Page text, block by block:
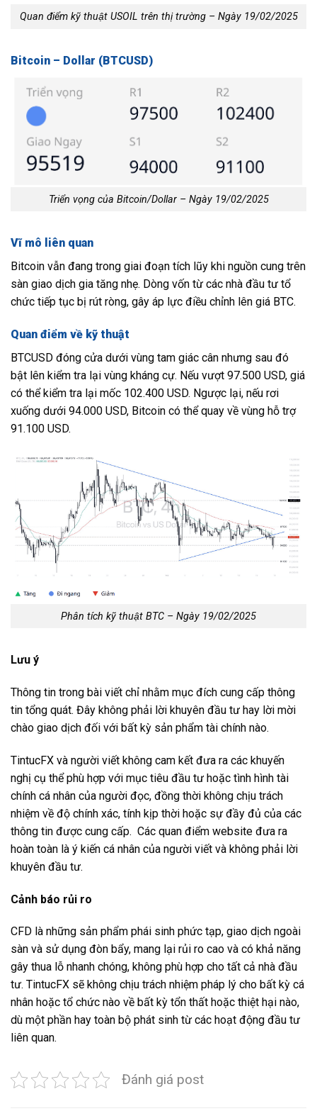
Quan điểm kỹ thuật USOIL trên thị trường – Ngày 19/02/2025
Bitcoin – Dollar (BTCUSD)
Triển vọng của Bitcoin/Dollar – Ngày 19/02/2025
Vĩ mô liên quan
Bitcoin vẫn đang trong giai đoạn tích lũy khi nguồn cung trên
sàn giao dịch gia tăng nhẹ. Dòng vốn từ các nhà đầu tư tổ
chức tiếp tục bị rút ròng, gây áp lực điều chỉnh lên giá BTC.
Quan điểm về kỹ thuật
BTCUSD đóng cửa dưới vùng tam giác cân nhưng sau đó
bật lên kiểm tra lại vùng kháng cự. Nếu vượt 97.500 USD, giá
có thể kiểm tra lại mốc 102.400 USD. Ngược lại, nếu rơi
xuống dưới 94.000 USD, Bitcoin có thể quay về vùng hỗ trợ
91.100 USD.
Phân tích kỹ thuật BTC – Ngày 19/02/2025
Lưu ý
Thông tin trong bài viết chỉ nhằm mục đích cung cấp thông
tin tổng quát. Đây không phải lời khuyên đầu tư hay lời mời
chào giao dịch đối với bất kỳ sản phẩm tài chính nào.
TintucFX và người viết không cam kết đưa ra các khuyến
nghị cụ thể phù hợp với mục tiêu đầu tư hoặc tình hình tài
chính cá nhân của người đọc, đồng thời không chịu trách
nhiệm về độ chính xác, tính kịp thời hoặc sự đầy đủ của các
thông tin được cung cấp. Các quan điểm website đưa ra
hoàn toàn là ý kiến cá nhân của người viết và không phải lời
khuyên đầu tư.
Cảnh báo rủi ro
CFD là những sản phẩm phái sinh phức tạp, giao dịch ngoài
sàn và sử dụng đòn bẩy, mang lại rủi ro cao và có khả năng
gây thua lỗ nhanh chóng, không phù hợp cho tất cả nhà đầu
tư. TintucFX sẽ không chịu trách nhiệm pháp lý cho bất kỳ cá
nhân hoặc tổ chức nào về bất kỳ tổn thất hoặc thiệt hại nào,
dù một phần hay toàn bộ phát sinh từ các hoạt động đầu tư
liên quan.
Đánh giá post